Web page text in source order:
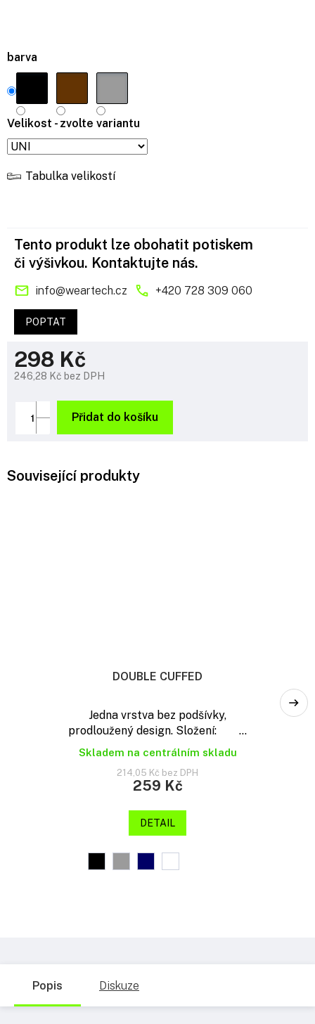
barva
Velikost - zvolte variantu
Tabulka velikostí
298 Kč
246,28 Kč bez DPH
cena:
Přidat do košíku
Tento produkt lze obohatit potiskem
či výšivkou. Kontaktujte nás.
info@weartech.cz +420 728 309 060
POPTAT
Související produkty
DOUBLE CUFFED
Jedna vrstva bez podšívky,
prodloužený design. Složení: ...
Skladem na centrálním skladu
214,05 Kč bez DPH
259 Kč
DETAIL
Popis Diskuze